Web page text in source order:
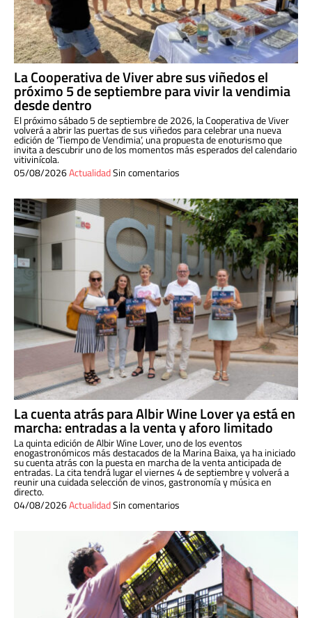
La Cooperativa de Viver abre sus viñedos el
próximo 5 de septiembre para vivir la vendimia
desde dentro
El próximo sábado 5 de septiembre de 2026, la Cooperativa de Viver
volverá a abrir las puertas de sus viñedos para celebrar una nueva
edición de ‘Tiempo de Vendimia’, una propuesta de enoturismo que
invita a descubrir uno de los momentos más esperados del calendario
vitivinícola.
05/08/2026ActualidadSin comentarios
La cuenta atrás para Albir Wine Lover ya está en
marcha: entradas a la venta y aforo limitado
La quinta edición de Albir Wine Lover, uno de los eventos
enogastronómicos más destacados de la Marina Baixa, ya ha iniciado
su cuenta atrás con la puesta en marcha de la venta anticipada de
entradas. La cita tendrá lugar el viernes 4 de septiembre y volverá a
reunir una cuidada selección de vinos, gastronomía y música en
directo.
04/08/2026ActualidadSin comentarios